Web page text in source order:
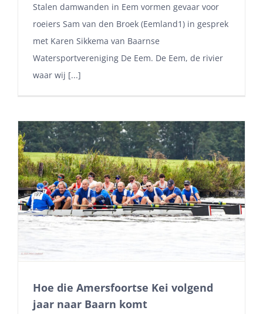
Stalen damwanden in Eem vormen gevaar voor
roeiers Sam van den Broek (Eemland1) in gesprek
met Karen Sikkema van Baarnse
Watersportvereniging De Eem. De Eem, de rivier
waar wij [...]
Hoe die Amersfoortse Kei volgend
jaar naar Baarn komt